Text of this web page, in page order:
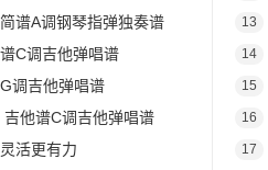
谱A调钢琴指弹独奏谱
C调吉他弹唱谱
调吉他弹唱谱
他谱C调吉他弹唱谱
活更有力
13
14
15
16
17